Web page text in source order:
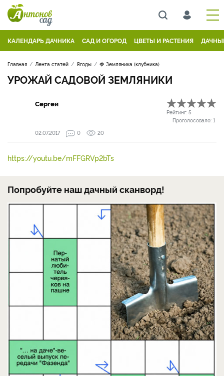
КАЛЕНДАРЬ ДАЧНИКА САД И ОГОРОД ЦВЕТЫ И РАСТЕНИЯ
Главная Лента статей Ягоды 🍓 Земляника (клубника)
УРОЖАЙ САДОВОЙ ЗЕМЛЯНИКИ
Сергей
Рейтинг: 5
Проголосовало: 1
02.07.2017
0 20
https://youtu.be/mFFGRVp2bTs
Попробуйте наш дачный сканворд!